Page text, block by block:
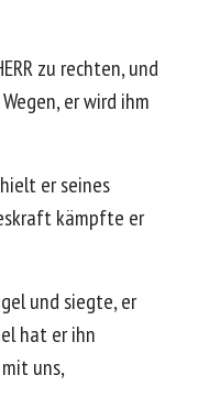
zu rechten, und
er wird ihm
er seines
kämpfte er
und siegte, er
hat er ihn
uns,